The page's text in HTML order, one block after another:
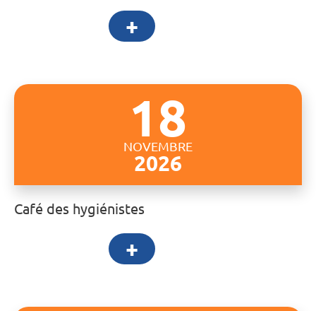
+
18
NOVEMBRE
2026
Café des hygiénistes
+